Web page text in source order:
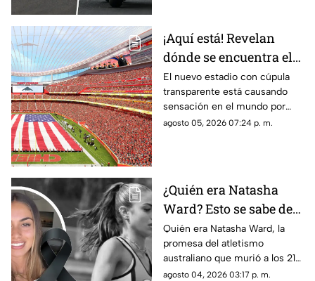
¡Aquí está! Revelan
dónde se encuentra el
estadio con cúpula
transparente
El nuevo estadio con cúpula
transparente está causando
sensación en el mundo por
cómo luce y aquí te contamos
agosto 05, 2026 07:24 p. m.
¿Quién era Natasha
Ward? Esto se sabe de
la mu3rt3 de la joven
promesa del atletismo
a los 21 años
Quién era Natasha Ward, la
promesa del atletismo
australiano que murió a los 21
años. Conoce su trayectoria,
agosto 04, 2026 03:17 p. m.